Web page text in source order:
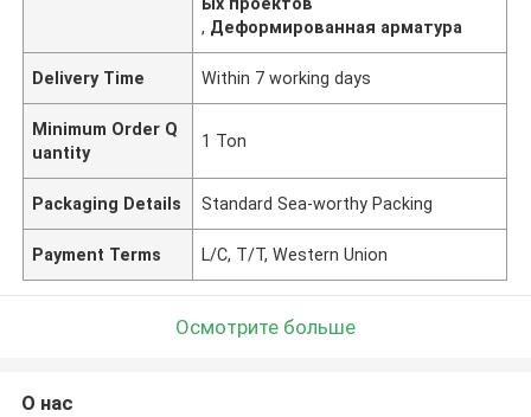
, Деформированная арматура
Delivery Time Within 7 working days
Minimum Order Q
uantity
1 Ton
Packaging Details Standard Sea-worthy Packing
Payment Terms L/C, T/T, Western Union
Осмотрите больше
О нас